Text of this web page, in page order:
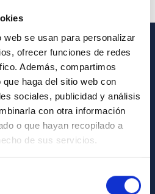
se usan para personalizar
ofrecer funciones de redes
Además, compartimos
haga del sitio web con
sociales, publicidad y análisis
con otra información
o que hayan recopilado a
de sus servicios.